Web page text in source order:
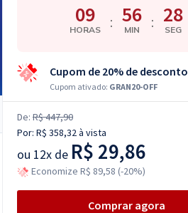
09
HORAS : 56
MIN : 27
SEG
Cupom de 20% de desconto
Cupom ativado: GRAN20-OFF
De: R$ 447,90
Por: R$ 358,32à vista
ou 12x de R$ 29,86
Economize R$ 89,58 (-20%)
Comprar agora